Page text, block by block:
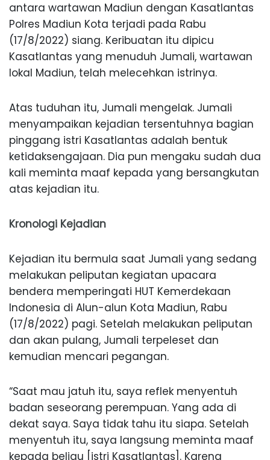
antara wartawan Madiun dengan Kasatlantas
Polres Madiun Kota terjadi pada Rabu
(17/8/2022) siang. Keribuatan itu dipicu
Kasatlantas yang menuduh Jumali, wartawan
lokal Madiun, telah melecehkan istrinya.
Atas tuduhan itu, Jumali mengelak. Jumali
menyampaikan kejadian tersentuhnya bagian
pinggang istri Kasatlantas adalah bentuk
ketidaksengajaan. Dia pun mengaku sudah dua
kali meminta maaf kepada yang bersangkutan
atas kejadian itu.
Kronologi Kejadian
Kejadian itu bermula saat Jumali yang sedang
melakukan peliputan kegiatan upacara
bendera memperingati HUT Kemerdekaan
Indonesia di Alun-alun Kota Madiun, Rabu
(17/8/2022) pagi. Setelah melakukan peliputan
dan akan pulang, Jumali terpeleset dan
kemudian mencari pegangan.
“Saat mau jatuh itu, saya reflek menyentuh
badan seseorang perempuan. Yang ada di
dekat saya. Saya tidak tahu itu siapa. Setelah
menyentuh itu, saya langsung meminta maaf
kepada beliau [istri Kasatlantas]. Karena